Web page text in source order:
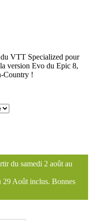
VTT Specialized pour
version Evo du Epic 8,
Country !
du samedi 2 août au
29 Août inclus. Bonnes